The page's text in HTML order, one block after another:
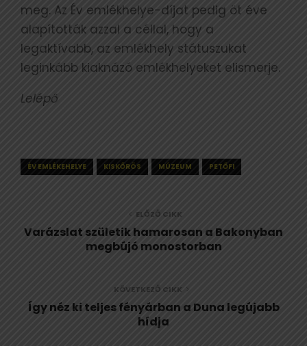
meg. Az Év emlékhelye-díjat pedig öt éve
alapították azzal a céllal, hogy a
legaktívabb, az emlékhely státuszukat
leginkább kiaknázó emlékhelyeket elismerje.
Lelépő
ÉV EMLÉKEHELYE KISKŐRÖS MÚZEUM PETŐFI
ELŐZŐ CIKK
Varázslat születik hamarosan a Bakonyban
megbújó monostorban
KÖVETKEZŐ CIKK
Így néz ki teljes fényárban a Duna legújabb
hídja